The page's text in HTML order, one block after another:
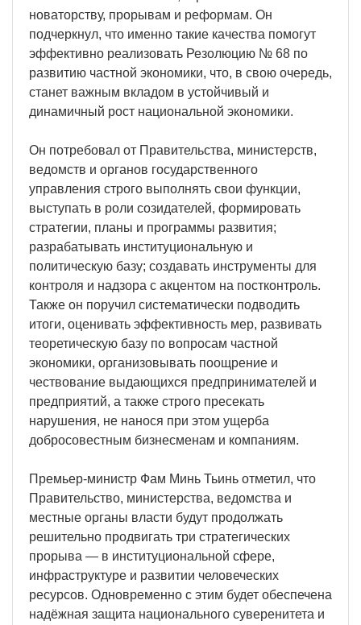
новаторству, прорывам и реформам. Он
подчеркнул, что именно такие качества помогут
эффективно реализовать Резолюцию № 68 по
развитию частной экономики, что, в свою очередь,
станет важным вкладом в устойчивый и
динамичный рост национальной экономики.
Он потребовал от Правительства, министерств,
ведомств и органов государственного
управления строго выполнять свои функции,
выступать в роли созидателей, формировать
стратегии, планы и программы развития;
разрабатывать институциональную и
политическую базу; создавать инструменты для
контроля и надзора с акцентом на постконтроль.
Также он поручил систематически подводить
итоги, оценивать эффективность мер, развивать
теоретическую базу по вопросам частной
экономики, организовывать поощрение и
чествование выдающихся предпринимателей и
предприятий, а также строго пресекать
нарушения, не нанося при этом ущерба
добросовестным бизнесменам и компаниям.
Премьер-министр Фам Минь Тьинь отметил, что
Правительство, министерства, ведомства и
местные органы власти будут продолжать
решительно продвигать три стратегических
прорыва — в институциональной сфере,
инфраструктуре и развитии человеческих
ресурсов. Одновременно с этим будет обеспечена
надёжная защита национального суверенитета и